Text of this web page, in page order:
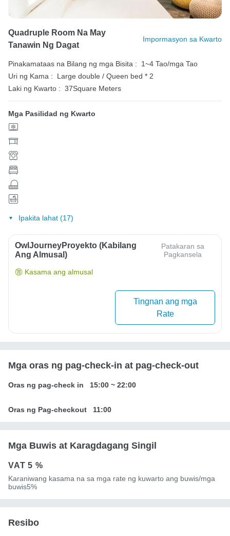
Quadruple Room Na May
Tanawin Ng Dagat
Impormasyon sa Kwarto
Pinakamataas na Bilang ng mga Bisita :
1~4 Tao/mga Tao
Uri ng Kama :
Large double / Queen bed * 2
Laki ng Kwarto : 37Square Meters
Mga Pasilidad ng Kwarto
Ipakita lahat (17)
OwlJourneyProyekto (Kabilang
Ang Almusal)
Patakaran sa
Pagkansela
Kasama ang almusal
Tingnan ang mga
Rate
Mga oras ng pag-check-in at pag-check-out
Oras ng pag-check in 15:00 ~ 22:00
Oras ng Pag-checkout 11:00
Mga Buwis at Karagdagang Singil
VAT5 %
Karaniwang kasama na sa mga rate ng kuwarto ang buwis/mga
buwis5%
Resibo